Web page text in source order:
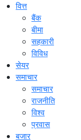
वित्त
बैंक
बीमा
सहकारी
विविध
सेयर
समाचार
समाचार
राजनीति
विश्व
प्रवास
बजार